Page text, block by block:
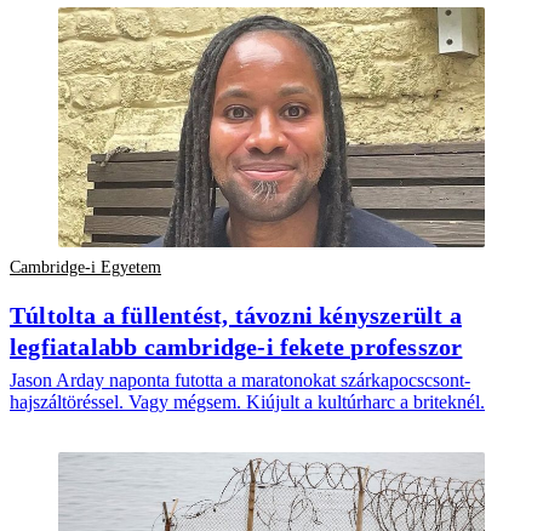
Cambridge-i Egyetem
Túltolta a füllentést, távozni kényszerült a
legfiatalabb cambridge-i fekete professzor
Jason Arday naponta futotta a maratonokat szárkapocscsont-
hajszáltöréssel. Vagy mégsem. Kiújult a kultúrharc a briteknél.